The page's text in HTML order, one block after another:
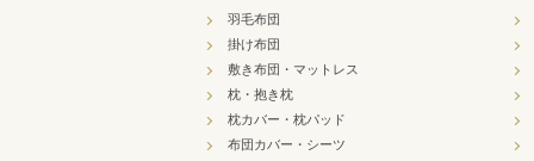
羽毛布団
掛け布団
敷き布団・マットレス
枕・抱き枕
枕カバー・枕パッド
布団カバー・シーツ